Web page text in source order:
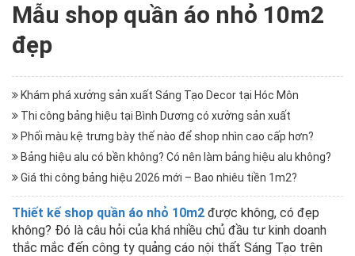
Mẫu shop quần áo nhỏ 10m2
đẹp
Khám phá xưởng sản xuất Sáng Tạo Decor tại Hóc Môn
Thi công bảng hiệu tại Bình Dương có xưởng sản xuất
Phối màu kệ trưng bày thế nào để shop nhìn cao cấp hơn?
Bảng hiệu alu có bền không? Có nên làm bảng hiệu alu không?
Giá thi công bảng hiệu 2026 mới – Bao nhiêu tiền 1m2?
Thiết kế shop quần áo nhỏ 10m2 được không, có đẹp
không? Đó là câu hỏi của khá nhiều chủ đầu tư kinh doanh
thắc mắc đến công ty quảng cáo nội thất Sáng Tạo trên